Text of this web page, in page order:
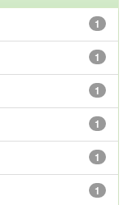
1
1
1
1
1
1